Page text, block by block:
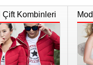
Çift Kombinleri